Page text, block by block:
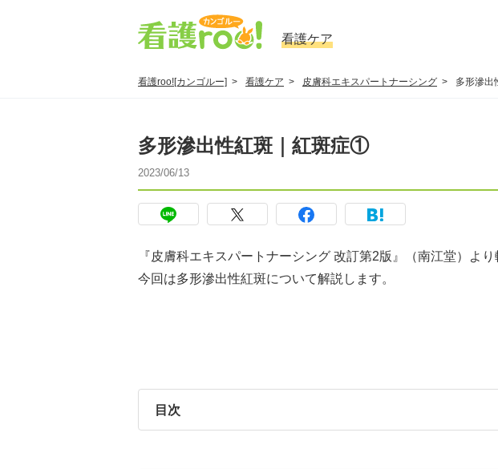
看護ケア
看護roo![カンゴルー] 看護ケア 皮膚科エキスパートナーシング 多形滲
多形滲出性紅斑｜紅斑症①
2023/06/13
『皮膚科エキスパートナーシング 改訂第2版』（南江堂）より
今回は多形滲出性紅斑について解説します。
目次